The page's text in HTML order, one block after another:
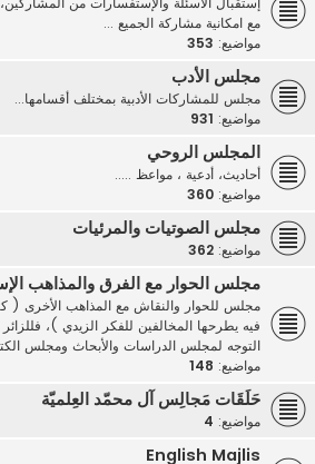
مع امكانية مشاركة الجميع ...
مواضيع: 353
مجلس الأدب
مجلس للمشاركات الأدبية بمختلف أقسامها...
مواضيع: 931
المجلس الروحي
أحاديث، أدعية ، مواعظ .....
مواضيع: 360
مجلس الصوتيات والمرئيات
مواضيع: 362
مجلس الحوار مع الفرق والمذاهب
مجلس للحوار والنقاش مع المذاهب الأخرى (
فيه يطرحها المخالفين للفكر الزيدي )،
التوجه لمجلس الدراسات والأبحاث ومجلس
مواضيع: 148
حَلَقَات مَجالِس آل محمّد العِلميّة
مواضيع: 4
English Majlis